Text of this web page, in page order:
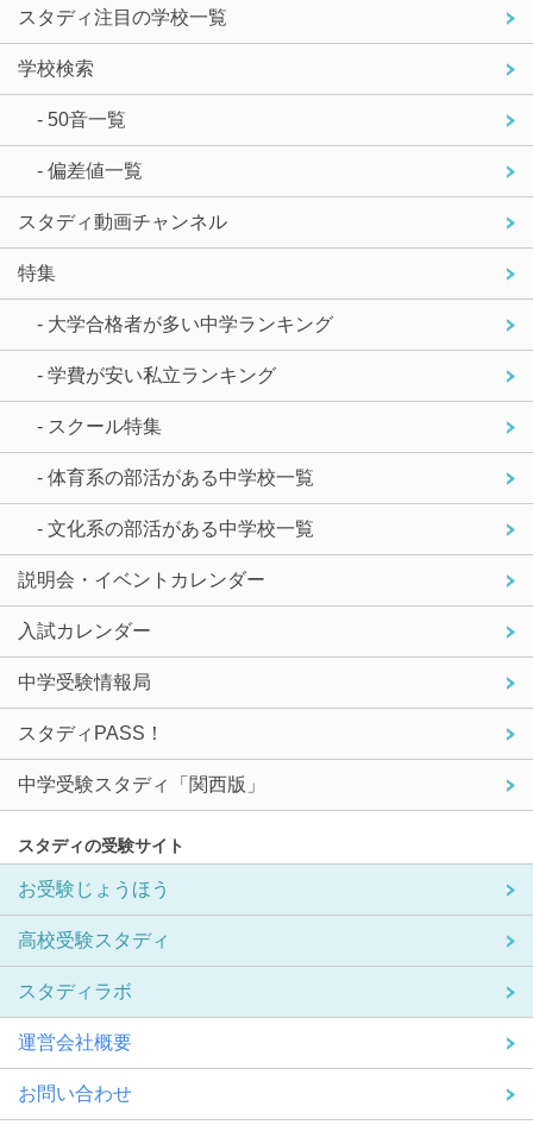
スタディ注目の学校一覧
学校検索
- 50音一覧
- 偏差値一覧
スタディ動画チャンネル
特集
- 大学合格者が多い中学ランキング
- 学費が安い私立ランキング
- スクール特集
- 体育系の部活がある中学校一覧
- 文化系の部活がある中学校一覧
説明会・イベントカレンダー
入試カレンダー
中学受験情報局
スタディPASS！
中学受験スタディ「関西版」
スタディの受験サイト
お受験じょうほう
高校受験スタディ
スタディラボ
運営会社概要
お問い合わせ